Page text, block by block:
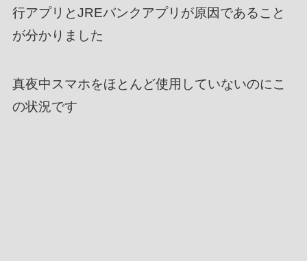
行アプリとJREバンクアプリが原因であること
が分かりました
真夜中スマホをほとんど使用していないのにこ
の状況です